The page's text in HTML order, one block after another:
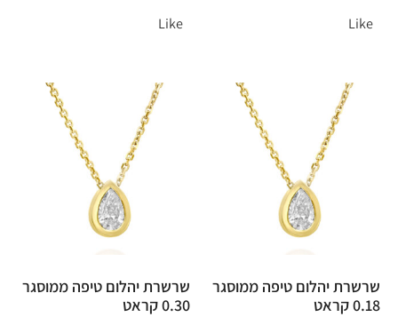
Like
Like
שרשרת יהלום טיפה ממוסגר
0.18 קראט
שרשרת יהלום טיפה ממוסגר
0.30 קראט